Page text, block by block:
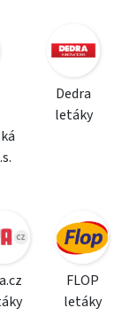
Dedra
letáky
FLOP
letáky